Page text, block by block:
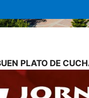
PLATO DE